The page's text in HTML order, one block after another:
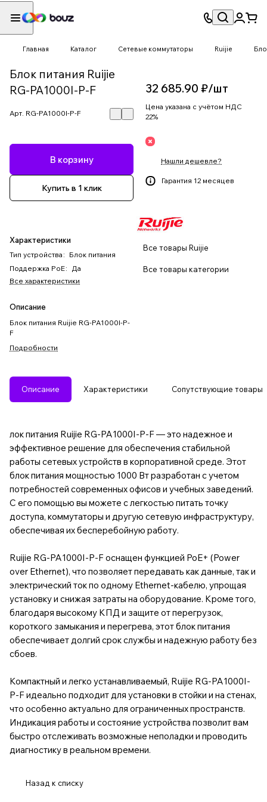
Главная Каталог Сетевые коммутаторы Ruijie
Блок питания Ruijie
RG-PA1000I-P-F
Арт. RG-PA1000I-P-F
В корзину
Купить в 1 клик
Характеристики
Тип устройства : Блок питания
Поддержка PoE: Да
Все характеристики
Описание
Блок питания Ruijie RG-PA1000I-P-
F
Подробности
32 685.90 ₽/шт
Цена указана с учётом НДС
22%
Нашли дешевле?
Гарантия 12 месяцев
Все товары Ruijie
Все товары категории
Описание Характеристики Сопутствующие товары
лок питания Ruijie RG-PA1000I-P-F — это надежное и
эффективное решение для обеспечения стабильной
работы сетевых устройств в корпоративной среде. Этот
блок питания мощностью 1000 Вт разработан с учетом
потребностей современных офисов и учебных заведений.
С его помощью вы можете с легкостью питать точку
доступа, коммутаторы и другую сетевую инфраструктуру,
обеспечивая их бесперебойную работу.
Ruijie RG-PA1000I-P-F оснащен функцией PoE+ (Power
over Ethernet), что позволяет передавать как данные, так и
электрический ток по одному Ethernet-кабелю, упрощая
установку и снижая затраты на оборудование. Кроме того,
благодаря высокому КПД и защите от перегрузок,
короткого замыкания и перегрева, этот блок питания
обеспечивает долгий срок службы и надежную работу без
сбоев.
Компактный и легко устанавливаемый, Ruijie RG-PA1000I-
P-F идеально подходит для установки в стойки и на стенах,
что особенно актуально для ограниченных пространств.
Индикация работы и состояние устройства позволит вам
быстро отслеживать возможные неполадки и проводить
диагностику в реальном времени.
Назад к списку